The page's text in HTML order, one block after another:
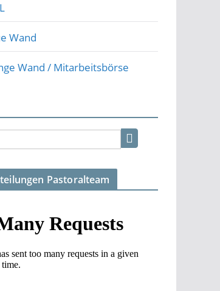
Wand
Wand / Mitarbeitsbörse
Pastoralteam